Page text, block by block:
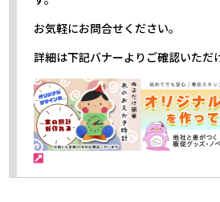
お気軽にお問合せください。
詳細は下記バナーよりご確認いただ